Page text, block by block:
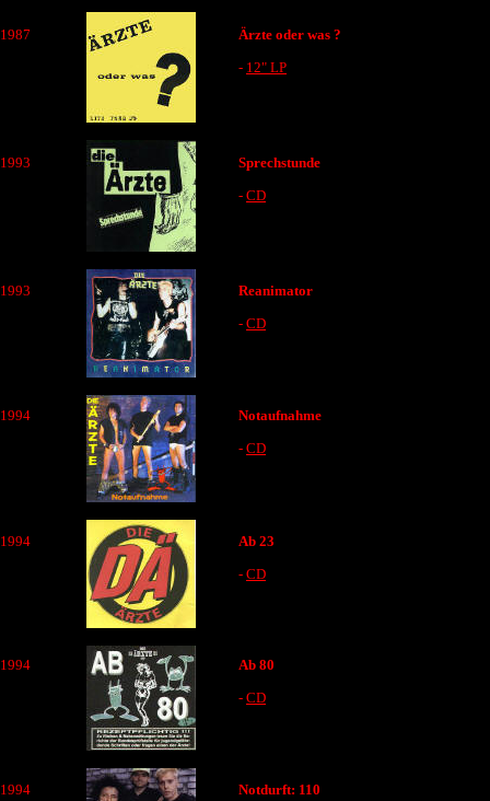
1987
Ärzte oder was ?
- 12" LP
1993
Sprechstunde
- CD
1993
Reanimator
- CD
1994
Notaufnahme
- CD
1994
Ab 23
- CD
1994
Ab 80
- CD
1994
Notdurft: 110